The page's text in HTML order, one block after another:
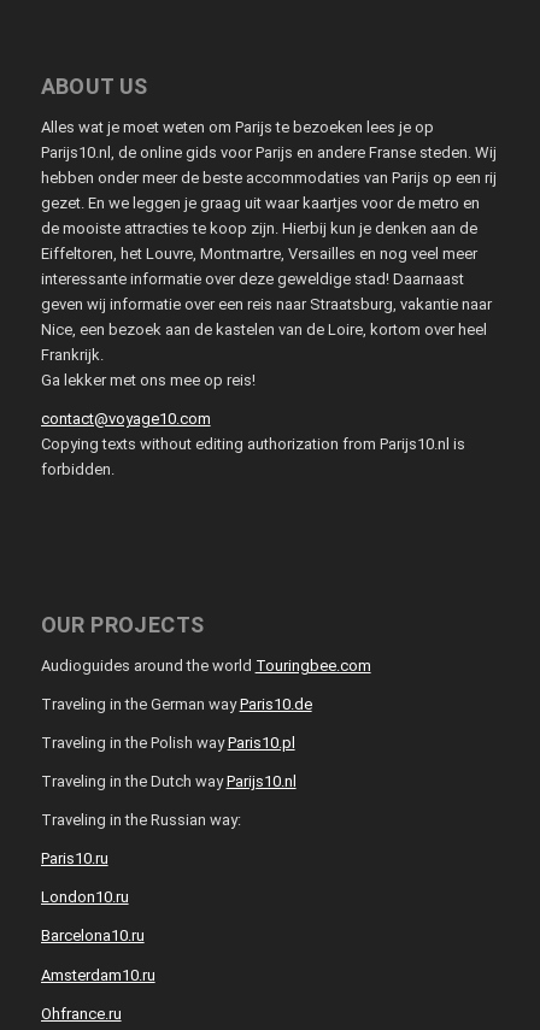
ABOUT US
Alles wat je moet weten om Parijs te bezoeken lees je op
Parijs10.nl, de online gids voor Parijs en andere Franse steden. Wij
hebben onder meer de beste accommodaties van Parijs op een rij
gezet. En we leggen je graag uit waar kaartjes voor de metro en
de mooiste attracties te koop zijn. Hierbij kun je denken aan de
Eiffeltoren, het Louvre, Montmartre, Versailles en nog veel meer
interessante informatie over deze geweldige stad! Daarnaast
geven wij informatie over een reis naar Straatsburg, vakantie naar
Nice, een bezoek aan de kastelen van de Loire, kortom over heel
Frankrijk.
Ga lekker met ons mee op reis!
contact@voyage10.com
Copying texts without editing authorization from Parijs10.nl is
forbidden.
OUR PROJECTS
Audioguides around the world Touringbee.com
Traveling in the German wayParis10.de
Traveling in the Polish wayParis10.pl
Traveling in the Dutch wayParijs10.nl
Traveling in the Russian way:
Paris10.ru
London10.ru
Barcelona10.ru
Amsterdam10.ru
Ohfrance.ru